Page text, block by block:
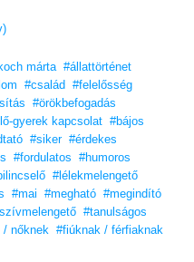
mely megmutatja
vízimentő kutyák
ragadjon!
bátorságáról
- Kirkus Reviews
akkor olvasd el
– Heather, amazon.com
kutyája közti kötelékről.
történet, amit minden
legyen gyermek vagy
amazon.com
márta #állattörténet
#család
#felelősség
#örökbefogadás
gyerek kapcsolat #bájos
#siker #érdekes
#fordulatos
#humoros
#lélekmelengető
#mai #megható #megindító
#tanulságos
/ nőknek #fiúknak / férfiaknak